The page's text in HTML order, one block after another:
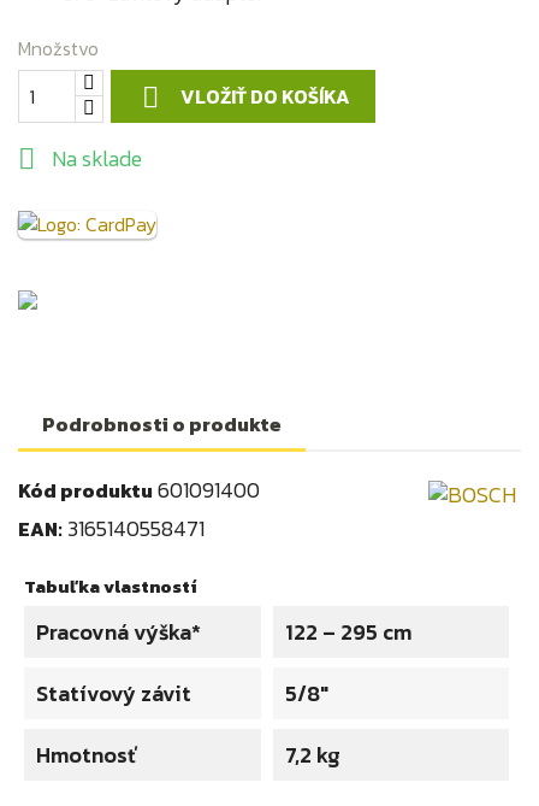
Množstvo
 VLOŽIŤ DO KOŠÍKA
 Na sklade
Podrobnosti o produkte
Kód produktu 601091400
EAN: 3165140558471
Tabuľka vlastností
Pracovná výška*
122 – 295 cm
Statívový závit
5/8"
Hmotnosť
7,2 kg